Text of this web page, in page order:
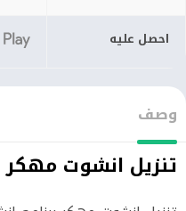
احصل عليه
وصف
تنزيل انشوت مهكر APK للأندرويد